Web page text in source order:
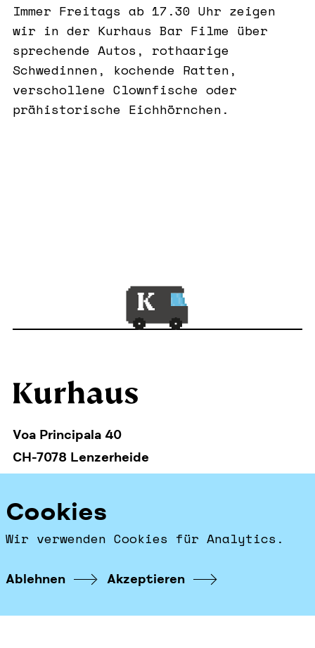
Immer Freitags ab 17.30 Uhr zeigen
wir in der Kurhaus Bar Filme über
sprechende Autos, rothaarige
Schwedinnen, kochende Ratten,
verschollene Clownfische oder
prähistorische Eichhörnchen.
Voa Principala 40
CH-7078 Lenzerheide
+41 81 384 11 34
Facebook
Impressum & Datenschutz
Cookies
Wir verwenden Cookies für Analytics.
Ablehnen Akzeptieren